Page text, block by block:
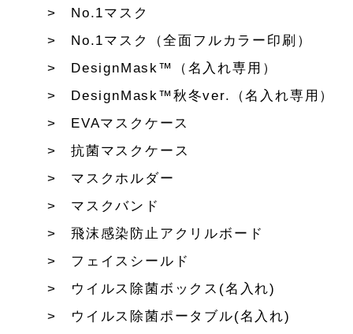
No.1マスク
No.1マスク（全面フルカラー印刷）
DesignMask™（名入れ専用）
DesignMask™秋冬ver.（名入れ専用）
EVAマスクケース
抗菌マスクケース
マスクホルダー
マスクバンド
飛沫感染防止アクリルボード
フェイスシールド
ウイルス除菌ボックス(名入れ)
ウイルス除菌ポータブル(名入れ)